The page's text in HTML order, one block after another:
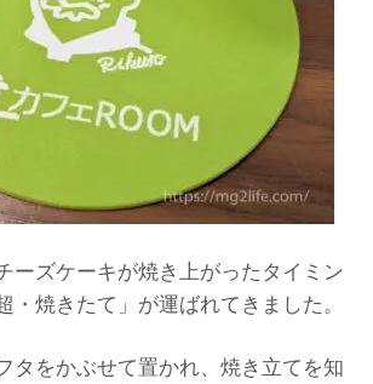
ーズケーキが焼き上がったタイミン
・焼きたて」が運ばれてきました。
タをかぶせて置かれ、焼き立てを知